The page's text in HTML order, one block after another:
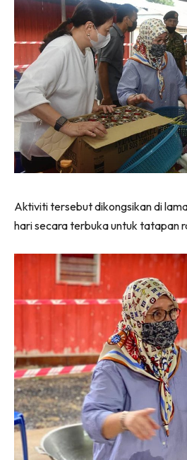
Aktiviti tersebut dikongsikan di
hari secara terbuka untuk tatapan